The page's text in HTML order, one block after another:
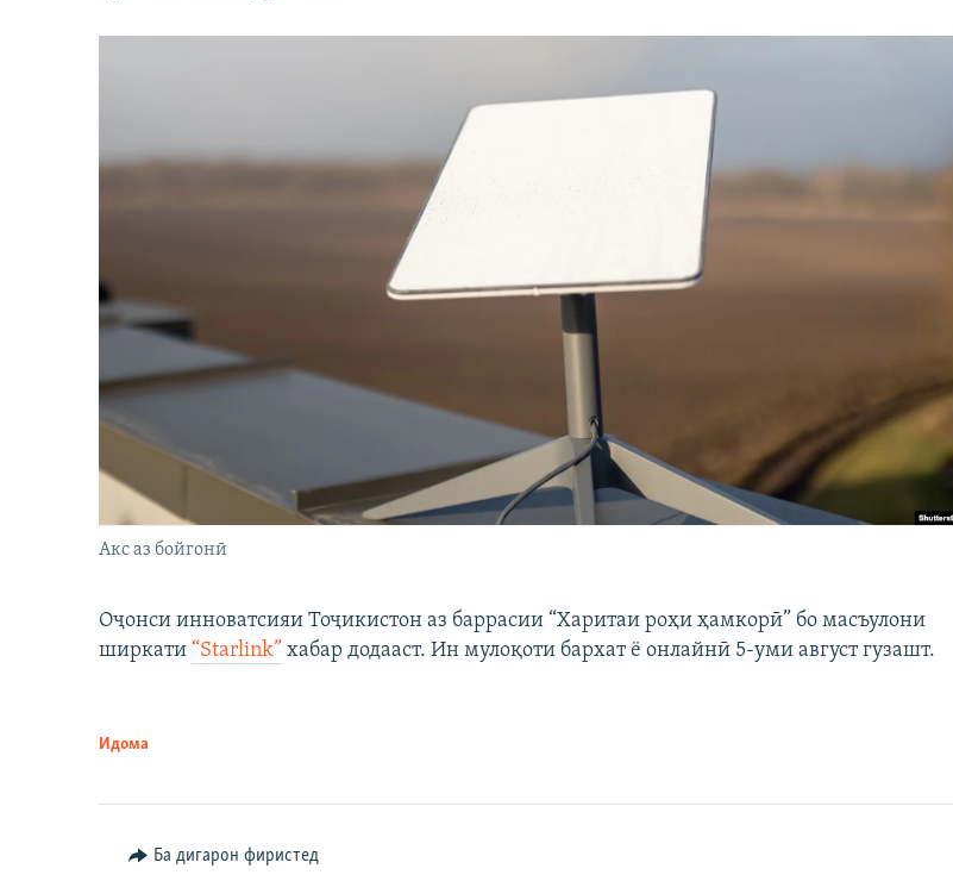
Акс аз бойгонӣ
Оҷонси инноватсияи Тоҷикистон аз баррасии “Харитаи роҳи ҳамкорӣ” бо масъулони
ширкати “Starlink” хабар додааст. Ин мулоқоти бархат ё онлайнӣ 5-уми август гузашт.
Идома
Ба дигарон фиристед